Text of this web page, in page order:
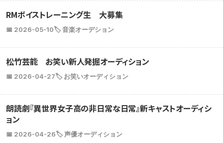
RMボイストレーニング生 大募集
📅 2026-05-10🏷️ 音楽オーデション
松竹芸能 お笑い新人発掘オーディション
📅 2026-04-27🏷️ お笑いオーディション
朗読劇『異世界女子高の非日常な日常』新キャストオーディシ
ョン
📅 2026-04-26🏷️ 声優オーディション